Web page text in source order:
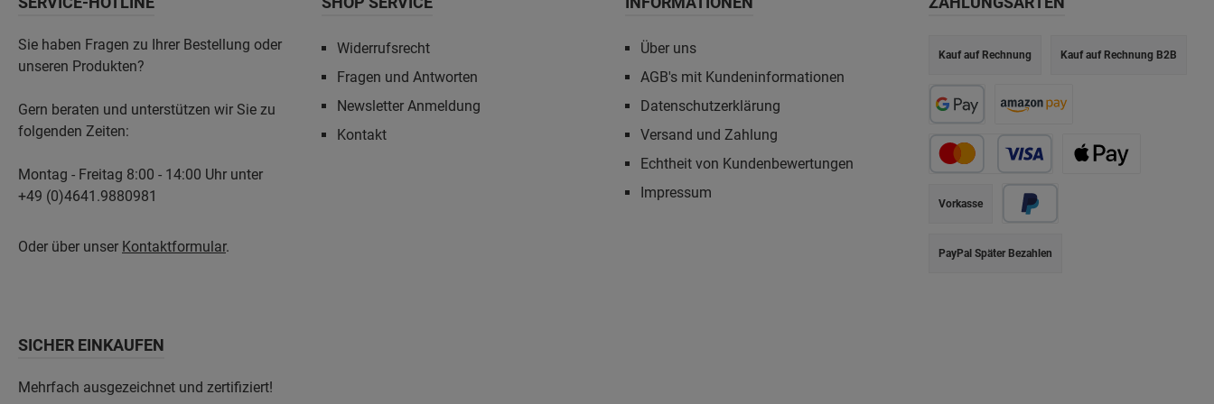
Sie haben Fragen zu Ihrer Bestellung oder
unseren Produkten?
Gern beraten und unterstützen wir Sie zu
folgenden Zeiten:
Montag - Freitag 8:00 - 14:00 Uhr unter
+49 (0)4641.9880981
Oder über unser Kontaktformular.
Widerrufsrecht
Fragen und Antworten
Newsletter Anmeldung
Kontakt
Über uns
AGB's mit Kundeninformationen
Datenschutzerklärung
Versand und Zahlung
Echtheit von Kundenbewertungen
Impressum
Vorkasse
PayPal Später Bezahlen
Kauf auf Rechnung Kauf auf Rechnung B2B
SICHER EINKAUFEN
Mehrfach ausgezeichnet und zertifiziert!